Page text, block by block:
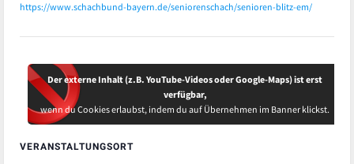
https://www.schachbund-bayern.de/seniorenschach/senioren-blitz-em/
VERANSTALTUNGSORT
Der externe Inhalt (z.B. YouTube-Videos oder Google-Maps) ist erst
verfügbar,
wenn du Cookies erlaubst, indem du auf Übernehmen im Banner klickst.